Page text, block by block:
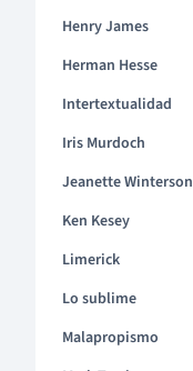
Henry James
Herman Hesse
Intertextualidad
Iris Murdoch
Jeanette Winterson
Ken Kesey
Limerick
Lo sublime
Malapropismo